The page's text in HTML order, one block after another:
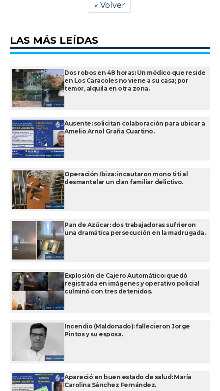
« Volver
LAS MÁS LEÍDAS
Dos robos en 48 horas: Un médico que reside
en Los Caracoles no viene a su casa; por
temor, alquila en otra zona.
Ausente: solicitan colaboración para ubicar a
Amelio Arnol Graña Cuartino.
Operación Ibiza: incautaron mono tití al
desmantelar un clan familiar delictivo.
Pan de Azúcar: dos trabajadoras sufrieron
una dramática persecución en la madrugada.
Explosión de Cajero Automático: quedó
registrada en imágenes y operativo policial
culminó con tres detenidos.
Incendio (Maldonado): fallecieron Jorge
Pintos y su esposa.
Apareció en buen estado de salud: María
Carolina Sánchez Fernández.